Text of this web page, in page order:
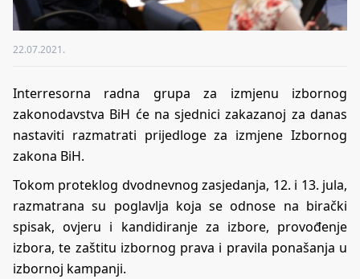
22.07.2021.
Interresorna radna grupa za izmjenu izbornog
zakonodavstva BiH će na sjednici zakazanoj za danas
nastaviti razmatrati prijedloge za izmjene Izbornog
zakona BiH.
Tokom proteklog dvodnevnog zasjedanja, 12. i 13. jula,
razmatrana su poglavlja koja se odnose na birački
spisak, ovjeru i kandidiranje za izbore, provođenje
izbora, te zaštitu izbornog prava i pravila ponašanja u
izbornoj kampanji.